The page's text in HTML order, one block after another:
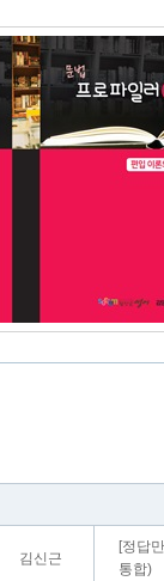
김신근
[정답
통합)